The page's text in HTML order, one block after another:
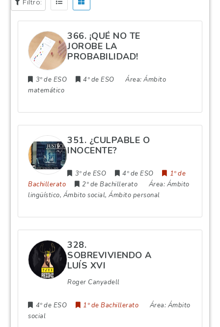
Filtro:
366. ¡QUÉ NO TE
JOROBE LA
PROBABILIDAD!
3º de ESO 4º de ESO Área:Ámbito
matemático
351. ¿CULPABLE O
INOCENTE?
3º de ESO 4º de ESO
1º de
Bachillerato
2º de Bachillerato Área: Ámbito
lingüístico, Ámbito social, Ámbito personal
328.
SOBREVIVIENDO A
LUÍS XVI
Roger Canyadell
4º de ESO 1º de Bachillerato Área: Ámbito
social